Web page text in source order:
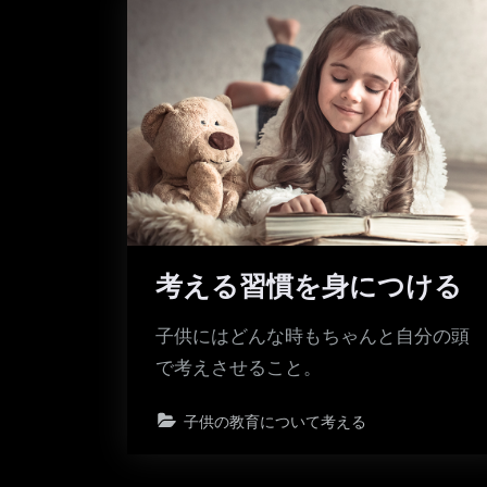
考える習慣を身につける
子供にはどんな時もちゃんと自分の頭
で考えさせること。
子供の教育について考える